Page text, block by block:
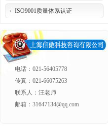
ISO9001质量体系认证
电话：021-56405778
传真：021-66075263
联系人：汪老师
邮箱：31647134@qq.com